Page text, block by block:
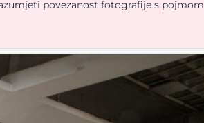
povezanost fotografije s pojmom